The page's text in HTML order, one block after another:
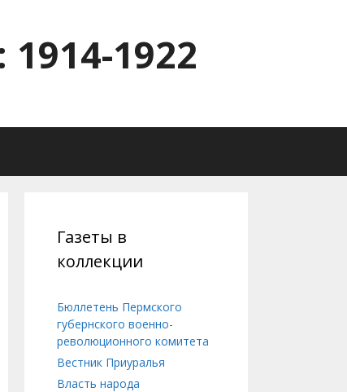
1922
Газеты в
коллекции
Бюллетень Пермского
губернского военно-
революционного комитета
Вестник Приуралья
Власть народа